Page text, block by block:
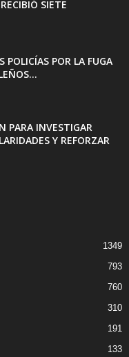
SIETE
POLICÍAS POR LA FUGA
PARA INVESTIGAR
Y REFORZAR
1349
793
760
310
191
133